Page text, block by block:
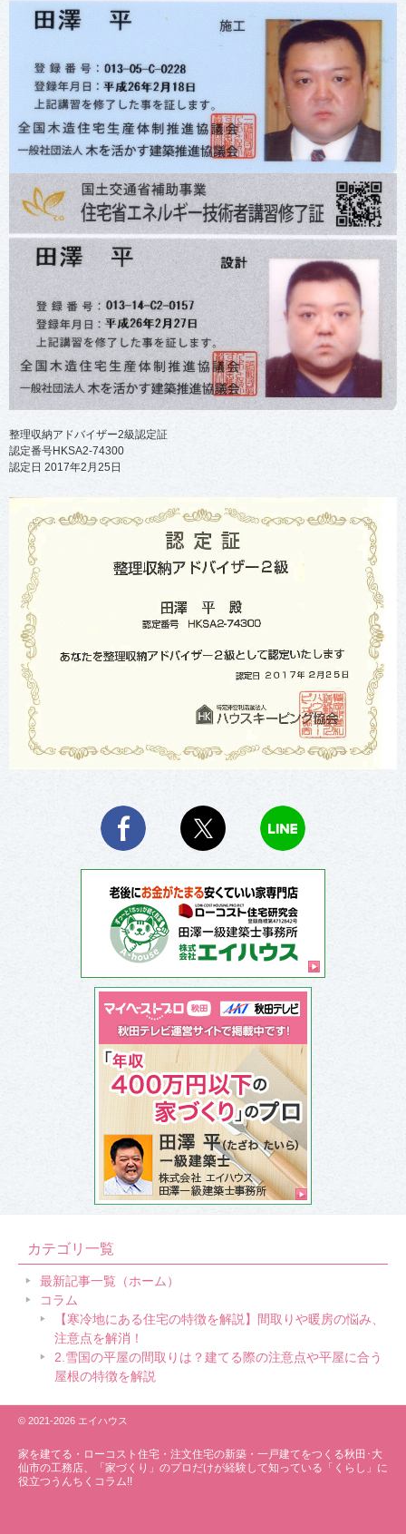
整理収納アドバイザー2級認定証
認定番号HKSA2-74300
認定日 2017年2月25日
Facebook
カテゴリ一覧
最新記事一覧（ホーム）
コラム
【寒冷地にある住宅の特徴を解説】間取りや暖房の悩み、
注意点を解消！
2.雪国の平屋の間取りは？建てる際の注意点や平屋に合う
屋根の特徴を解説
© 2021-2026 エイハウス
家を建てる・ローコスト住宅・ 注文住宅の新築・一戸建てをつくる秋田･大
仙市の工務店、「家づくり」のプロだけが経験して知っている「くらし」に
役立つうんちくコラム!!